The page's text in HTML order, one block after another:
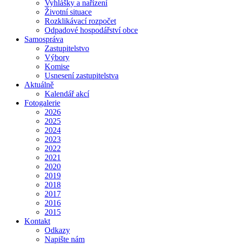
Vyhlášky a nařízení
Životní situace
Rozklikávací rozpočet
Odpadové hospodářství obce
Samospráva
Zastupitelstvo
Výbory
Komise
Usnesení zastupitelstva
Aktuálně
Kalendář akcí
Fotogalerie
2026
2025
2024
2023
2022
2021
2020
2019
2018
2017
2016
2015
Kontakt
Odkazy
Napište nám